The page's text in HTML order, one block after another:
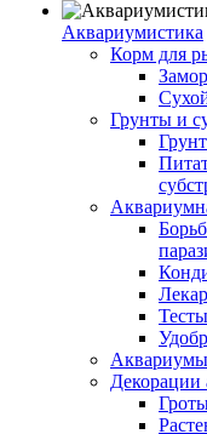
Аквариумистика
Корм для
Грунты и
Тесты
Аквариумы
Декорации